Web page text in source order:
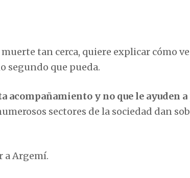
tan cerca, quiere explicar cómo
segundo que pueda.
acompañamiento y no que le ayuden
sectores de la sociedad dan
a Argemí.